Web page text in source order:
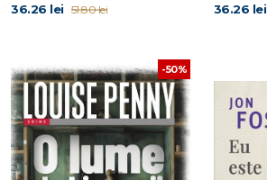
36.26 lei 51.80 lei 36.26 lei
-50%